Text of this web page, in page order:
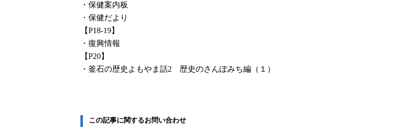
・保健案内板
・保健だより
【P18-19】
・復興情報
【P20】
・釜石の歴史よもやま話2 歴史のさんぽみち編（１）
この記事に関するお問い合わせ